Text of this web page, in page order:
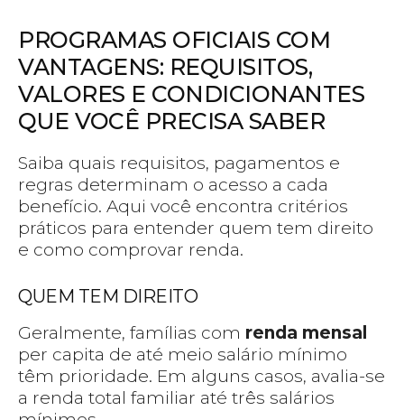
PROGRAMAS OFICIAIS COM
VANTAGENS: REQUISITOS,
VALORES E CONDICIONANTES
QUE VOCÊ PRECISA SABER
Saiba quais requisitos, pagamentos e
regras determinam o acesso a cada
benefício. Aqui você encontra critérios
práticos para entender quem tem direito
e como comprovar renda.
QUEM TEM DIREITO
Geralmente, famílias com renda mensal
per capita de até meio salário mínimo
têm prioridade. Em alguns casos, avalia-se
a renda total familiar até três salários